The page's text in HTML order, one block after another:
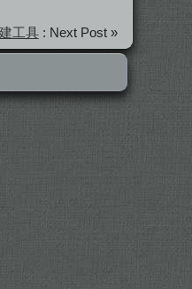
工具: Next Post »